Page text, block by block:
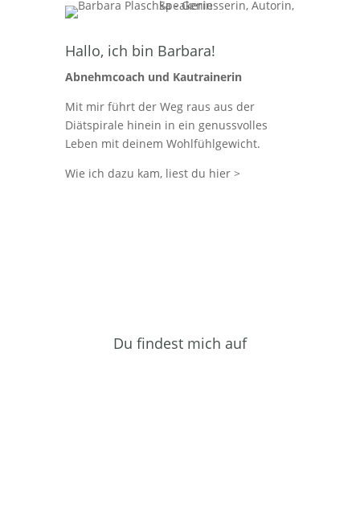
Hallo, ich bin Barbara!
Abnehmcoach und Kautrainerin
Mit mir führt der Weg raus aus der
Diätspirale hinein in ein genuss­volles
Leben mit deinem Wohlfühlgewicht.
Wie ich dazu kam, liest du hier >
Du findest mich auf